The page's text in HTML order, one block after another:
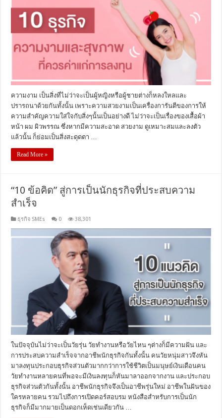
ความงาม เป็นสิ่งที่ไม่ว่าจะเป็นผู้หญิงหรือผู้ชายต่างก็หลงใหลและ
ปรารถนาด้วยกันทั้งนั้น เพราะความสวยงามเป็นเครื่องการันตีของการให้
ความสำคัญความใส่ใจกับสิ่งๆนั้นเป็นอย่างดี ไม่ว่าจะเป็นเรื่องของเสื้อผ้า
หน้า ผม ผิวพรรณ ซึ่งหากมีความสะอาด สวยงาม ดูเหมาะสมและลงตัว
แล้วนั้น ก็ย่อมเป็นสิ่งสะดุดตา …
Read More »
“10 ข้อคิด” สู่การเป็นนักธุรกิจที่ประสบความ
สำเร็จ
ธุรกิจ SMEs 0 38,301
ในปัจจุบันไม่ว่าจะเป็นวัยรุ่น วัยทำงานหรือวัยไหน ๆต่างก็มีความฝัน และ
การประสบความสำเร็จจากอาชีพนักธุรกิจกันทั้งนั้น คนวัยหนุ่มสาวจึงหัน
มาลงทุนประกอบธุรกิจส่วนตัวมากกว่าการใช้ชีวิตเป็นมนุษย์เงินเดือนคน
วัยทำงานหลายคนที่พอจะมีเงินลงทุนก็หันมาลาออกจากงาน และประกอบ
ธุรกิจส่วนตัวกันทั้งนั้น อาชีพนักธุรกิจจึงเป็นอาชีพรุ่นใหม่ อาชีพในฝันของ
ใครหลายคน รวมไปถึงการเปิดคอร์สอบรม หนังสือสำหรับการเป็นนัก
ธุรกิจก็มีมากมายเป็นดอกเห็ดเช่นเดียวกัน …